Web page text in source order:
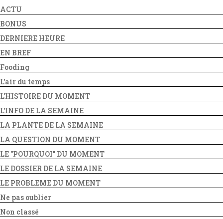
ACTU
BONUS
DERNIERE HEURE
EN BREF
Fooding
L'air du temps
L'HISTOIRE DU MOMENT
L'INFO DE LA SEMAINE
LA PLANTE DE LA SEMAINE
LA QUESTION DU MOMENT
LE "POURQUOI" DU MOMENT
LE DOSSIER DE LA SEMAINE
LE PROBLEME DU MOMENT
Ne pas oublier
Non classé